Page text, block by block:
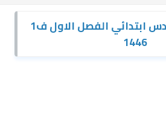
ملخص لغتي سادس ابتدائي الفصل الاول ف1
1446